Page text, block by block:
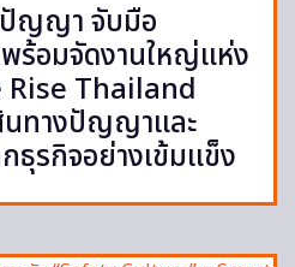
ญญา จับมือ
ร้อมจัดงานใหญ่แห่ง
Rise Thailand
ทางปัญญาและ
ธุรกิจอย่างเข้มแข็ง